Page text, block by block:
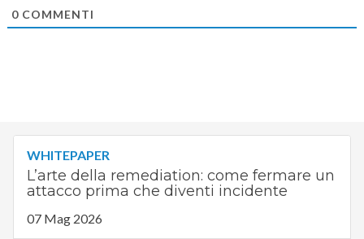
0COMMENTI
WHITEPAPER
L’arte della remediation: come fermare un
attacco prima che diventi incidente
07 Mag 2026